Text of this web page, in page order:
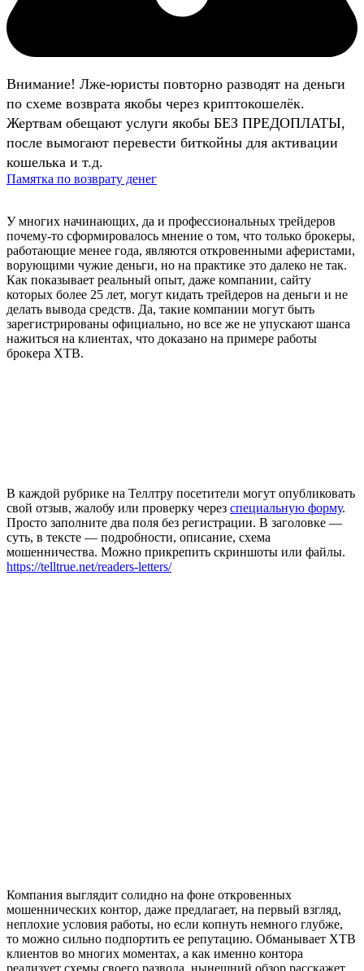
Внимание! Лже-юристы повторно разводят на деньги
по схеме возврата якобы через криптокошелёк.
Жертвам обещают услуги якобы БЕЗ ПРЕДОПЛАТЫ,
после вымогают перевести биткойны для активации
кошелька и т.д.
Памятка по возврату денег
У многих начинающих, да и профессиональных трейдеров
почему-то сформировалось мнение о том, что только брокеры,
работающие менее года, являются откровенными аферистами,
ворующими чужие деньги, но на практике это далеко не так.
Как показывает реальный опыт, даже компании, сайту
которых более 25 лет, могут кидать трейдеров на деньги и не
делать вывода средств. Да, такие компании могут быть
зарегистрированы официально, но все же не упускают шанса
нажиться на клиентах, что доказано на примере работы
брокера XTB.
В каждой рубрике на Теллтру посетители могут опубликовать
свой отзыв, жалобу или проверку через специальную форму.
Просто заполните два поля без регистрации. В заголовке —
суть, в тексте — подробности, описание, схема
мошенничества. Можно прикрепить скриншоты или файлы.
https://telltrue.net/readers-letters/
Компания выглядит солидно на фоне откровенных
мошеннических контор, даже предлагает, на первый взгляд,
неплохие условия работы, но если копнуть немного глубже,
то можно сильно подпортить ее репутацию. Обманывает XTB
клиентов во многих моментах, а как именно контора